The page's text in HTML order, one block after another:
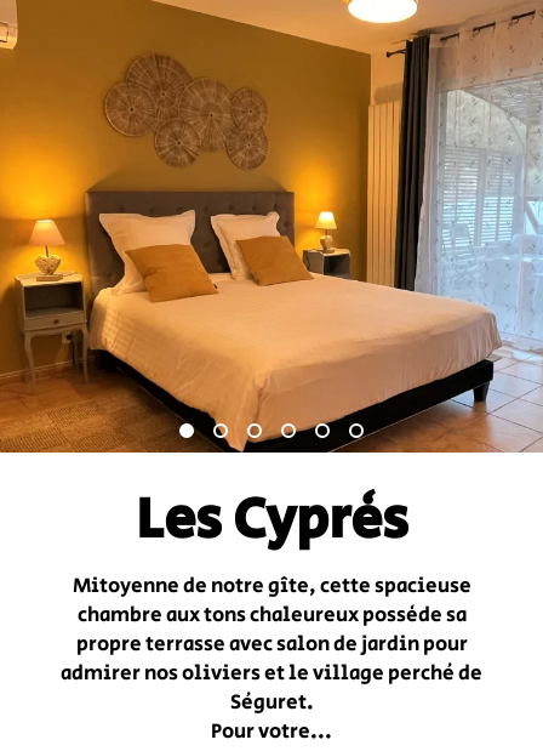
Les Cyprès
Mitoyenne de notre gîte, cette spacieuse
chambre aux tons chaleureux possède sa
propre terrasse avec salon de jardin pour
admirer nos oliviers et le village perché de
Séguret.
Pour votre...